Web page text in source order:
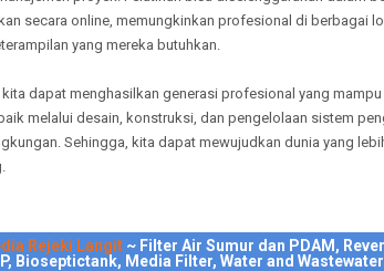
secara online, memungkinkan profesional di berbagai
yang mereka butuhkan.
dapat menghasilkan generasi profesional yang
melalui desain, konstruksi, dan pengelolaan sistem
Sehingga, kita dapat mewujudkan dunia yang
Rejeki Langit ~ Filter Air Sumur dan PDAM,
Bioseptictank, Media Filter, Water and